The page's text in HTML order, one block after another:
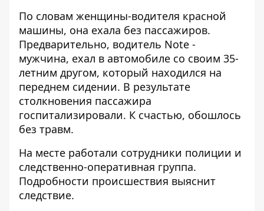
По словам женщины-водителя красной
машины, она ехала без пассажиров.
Предварительно, водитель Note -
мужчина, ехал в автомобиле со своим 35-
летним другом, который находился на
переднем сидении. В результате
столкновения пассажира
госпитализировали. К счастью, обошлось
без травм.
На месте работали сотрудники полиции и
следственно-оперативная группа.
Подробности происшествия выяснит
следствие.